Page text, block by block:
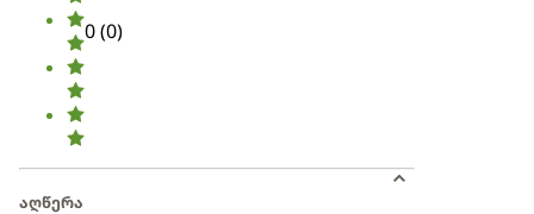
0(0)
აღწერა